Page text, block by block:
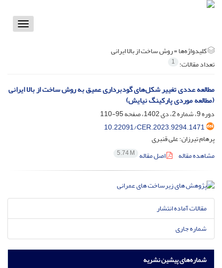
Toggle
کلیدواژه‌ها =روش ساخت از بالا ایرانی
تعداد مقالات: 1
مطالعه عددی تغییر شکل‌های گودبرداری عمیق به روش ساخت از بالا ایرانی
(مطالعه موردی پارکینگ نیایش)
دوره 9، شماره 2، دی 1402، صفحه
95-110
10.22091/CER.2023.9294.1471
پرهام تیرزان؛ علی قنبری
مشاهده مقاله
اصل مقاله 5.74 M
مقالات آماده انتشار
شماره جاری
شماره‌های پیشین نشریه